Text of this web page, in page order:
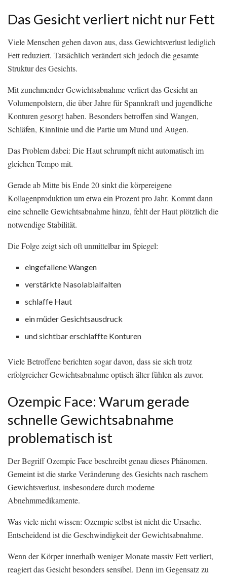
Das Gesicht verliert nicht nur Fett
Viele Menschen gehen davon aus, dass Gewichtsverlust lediglich
Fett reduziert. Tatsächlich verändert sich jedoch die gesamte
Struktur des Gesichts.
Mit zunehmender Gewichtsabnahme verliert das Gesicht an
Volumenpolstern, die über Jahre für Spannkraft und jugendliche
Konturen gesorgt haben. Besonders betroffen sind Wangen,
Schläfen, Kinnlinie und die Partie um Mund und Augen.
Das Problem dabei: Die Haut schrumpft nicht automatisch im
gleichen Tempo mit.
Gerade ab Mitte bis Ende 20 sinkt die körpereigene
Kollagenproduktion um etwa ein Prozent pro Jahr. Kommt dann
eine schnelle Gewichtsabnahme hinzu, fehlt der Haut plötzlich die
notwendige Stabilität.
Die Folge zeigt sich oft unmittelbar im Spiegel:
eingefallene Wangen
verstärkte Nasolabialfalten
schlaffe Haut
ein müder Gesichtsausdruck
und sichtbar erschlaffte Konturen
Viele Betroffene berichten sogar davon, dass sie sich trotz
erfolgreicher Gewichtsabnahme optisch älter fühlen als zuvor.
Ozempic Face: Warum gerade
schnelle Gewichtsabnahme
problematisch ist
Der Begriff Ozempic Face beschreibt genau dieses Phänomen.
Gemeint ist die starke Veränderung des Gesichts nach raschem
Gewichtsverlust, insbesondere durch moderne
Abnehmmedikamente.
Was viele nicht wissen: Ozempic selbst ist nicht die Ursache.
Entscheidend ist die Geschwindigkeit der Gewichtsabnahme.
Wenn der Körper innerhalb weniger Monate massiv Fett verliert,
reagiert das Gesicht besonders sensibel. Denn im Gegensatz zu